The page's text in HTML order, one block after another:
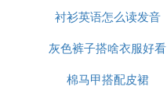
衬衫英语怎么读发音
灰色裤子搭啥衣服好看
图片欣赏
棉马甲搭配皮裙